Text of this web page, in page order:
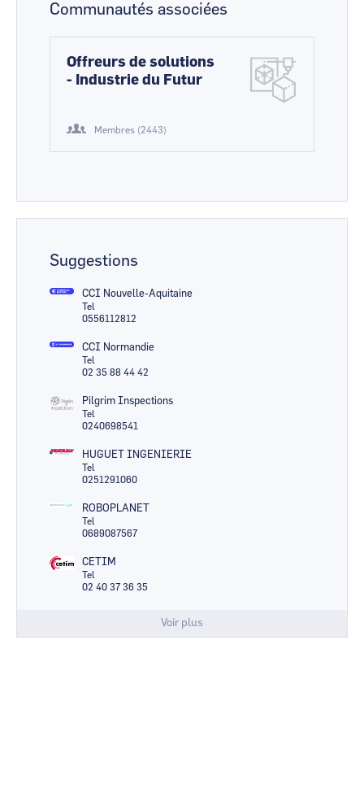
Communautés associées
Offreurs de solutions
- Industrie du Futur
Membres (2443)
Suggestions
CCI Nouvelle-Aquitaine
Tel
0556112812
CCI Normandie
Tel
02 35 88 44 42
Pilgrim Inspections
Tel
0240698541
HUGUET INGENIERIE
Tel
0251291060
ROBOPLANET
Tel
0689087567
CETIM
Tel
02 40 37 36 35
Voir plus